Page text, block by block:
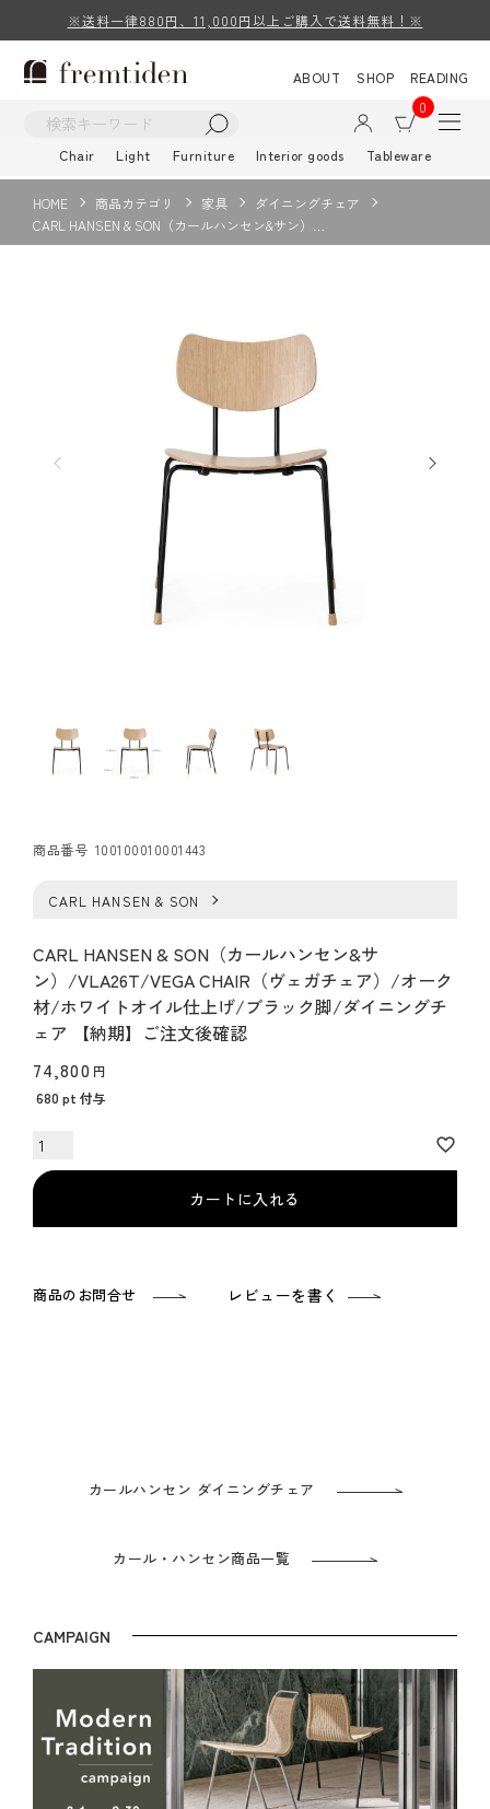
※送料一律880円、11,000円以上ご購入で送料無料！※
ABOUT SHOP
READING
0
Chair Light Furniture Interior goods Tableware
HOME 商品カテゴリ 家具
ダイニングチェア
CARL HANSEN & SON（カールハンセン&サン）…
商品番号 100100010001443
CARL HANSEN & SON
CARL HANSEN & SON（カールハンセン&サ
ン）/VLA26T/VEGA CHAIR（ヴェガチェア）/オーク
材/ホワイトオイル仕上げ/ブラック脚/ダイニングチ
ェア 【納期】ご注文後確認
74,800
680 pt 付与
カートに入れる
商品のお問合せ レビューを書く
カールハンセン ダイニングチェア
カール・ハンセン商品一覧
CAMPAIGN